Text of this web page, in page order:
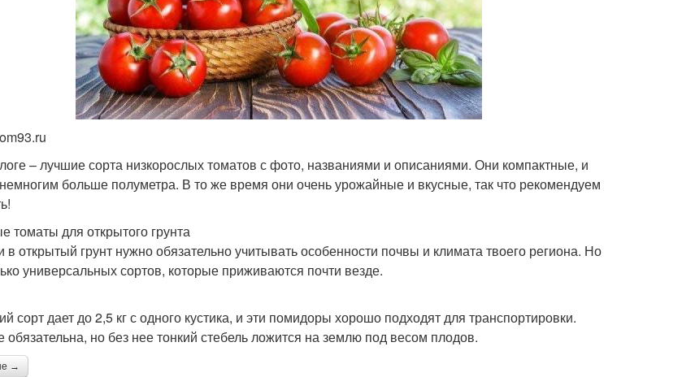
– лучшие сорта низкорослых томатов с фото, названиями и описаниями. Они компактные, и
больше полуметра. В то же время они очень урожайные и вкусные, так что рекомендуем
томаты для открытого грунта
в открытый грунт нужно обязательно учитывать особенности почвы и климата твоего региона. Но
универсальных сортов, которые приживаются почти везде.
сорт дает до 2,5 кг с одного кустика, и эти помидоры хорошо подходят для транспортировки.
обязательна, но без нее тонкий стебель ложится на землю под весом плодов.
→